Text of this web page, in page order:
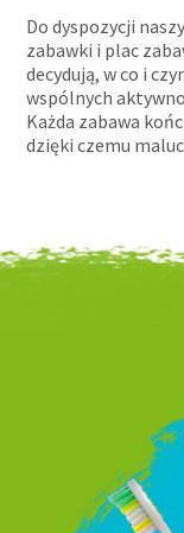
Do dyspozycji
zabawki i plac
decydują, w co i
wspólnych
Każda zabawa
dzięki czemu